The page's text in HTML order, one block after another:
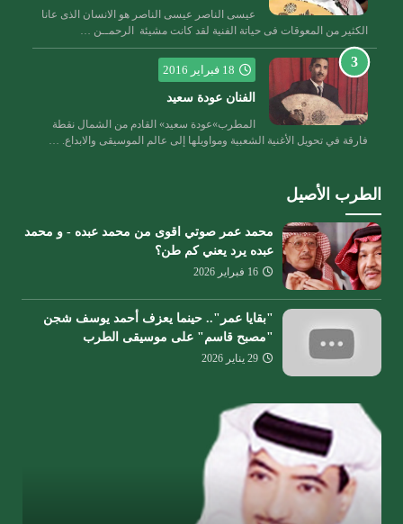
عيسى الناصر عيسى الناصر هو الانسان الذى عانا
الكثير من المعوقات فى حياتة الفنية لقد كانت مشيئة الرحمــن …
18 فبراير 2016
الفنان عودة سعيد
المطرب»عودة سعيد» القادم من الشمال نقطة
فارقة في تحويل الأغنية الشعبية ومواويلها إلى عالم الموسيقى والابداع. …
الطرب الأصيل
محمد عمر صوتي اقوى من محمد عبده - و محمد
عبده يرد يعني كم طن؟
16 فبراير 2026
"بقايا عمر".. حينما يعزف أحمد يوسف شجن
"مصبح قاسم" على موسيقى الطرب
29 يناير 2026